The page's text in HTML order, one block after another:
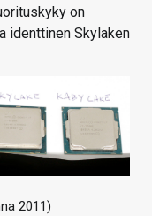
on
identtinen Skylaken
2011)